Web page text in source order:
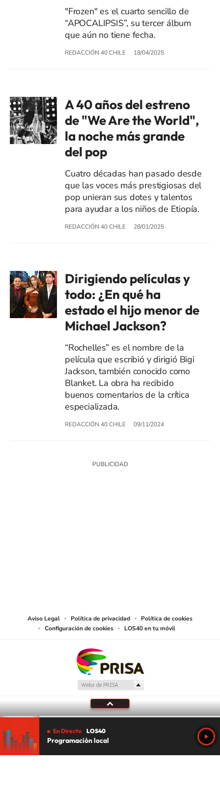
"Frozen" es el cuarto sencillo de
“APOCALIPSIS”, su tercer álbum
que aún no tiene fecha.
REDACCIÓN 40 CHILE 18/04/2025
A 40 años del estreno
de "We Are the World",
la noche más grande
del pop
Cuatro décadas han pasado desde
que las voces más prestigiosas del
pop unieran sus dotes y talentos
para ayudar a los niños de Etiopía.
REDACCIÓN 40 CHILE 28/01/2025
Dirigiendo películas y
todo: ¿En qué ha
estado el hijo menor de
Michael Jackson?
“Rochelles” es el nombre de la
película que escribió y dirigió Bigi
Jackson, también conocido como
Blanket. La obra ha recibido
buenos comentarios de la crítica
especializada.
REDACCIÓN 40 CHILE 09/11/2024
Aviso Legal Política de privacidad
Política de cookies
Configuración de cookies
LOS40 en tu móvil
En Directo LOS40
Programación local